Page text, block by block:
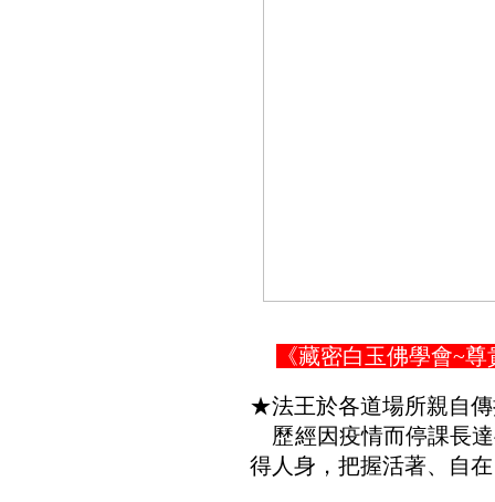
《藏密白玉佛學會~
★法王於各道場所親自
歷經因疫情而停課長
得人身，把握活著、自